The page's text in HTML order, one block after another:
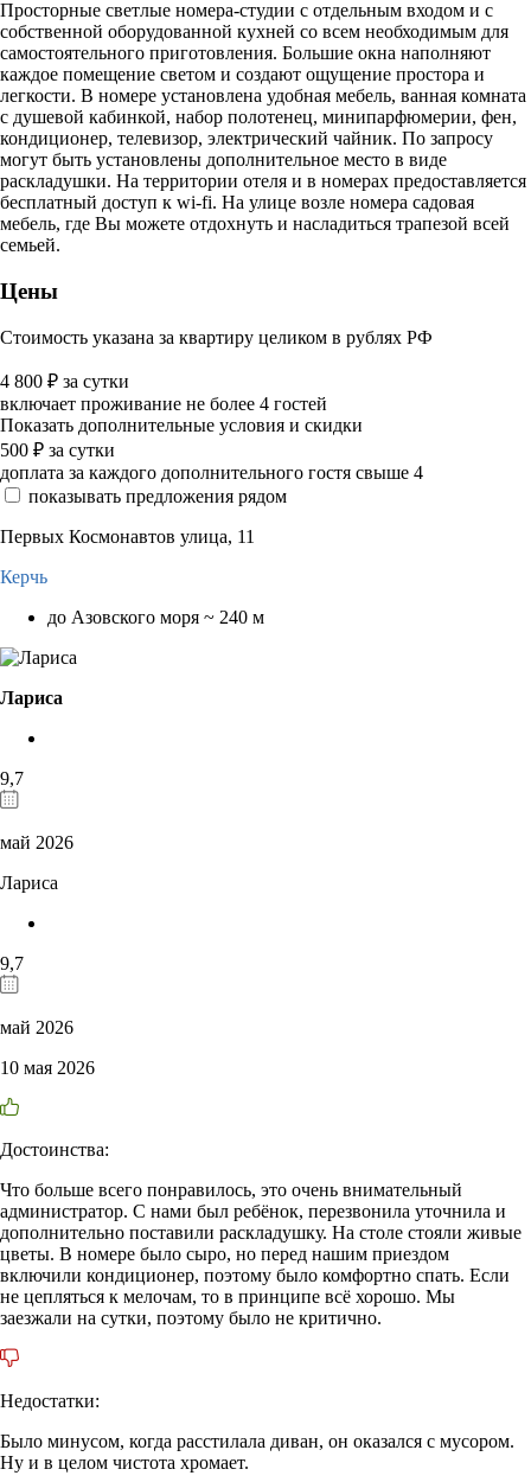
Просторные светлые номера-студии с отдельным входом и с
собственной оборудованной кухней со всем необходимым для
самостоятельного приготовления. Большие окна наполняют
каждое помещение светом и создают ощущение простора и
легкости. В номере установлена удобная мебель, ванная комната
с душевой кабинкой, набор полотенец, минипарфюмерии, фен,
кондиционер, телевизор, электрический чайник. По запросу
могут быть установлены дополнительное место в виде
раскладушки. На территории отеля и в номерах предоставляется
бесплатный доступ к wi-fi. На улице возле номера садовая
мебель, где Вы можете отдохнуть и насладиться трапезой всей
семьей.
Цены
Стоимость указана за квартиру целиком в рублях РФ
4 800 ₽ за сутки
включает проживание не более 4 гостей
Показать дополнительные условия и скидки
500 ₽ за сутки
доплата за каждого дополнительного гостя свыше 4
показывать предложения рядом
Первых Космонавтов улица, 11
Керчь
до Азовского моря ~ 240 м
Лариса
9,7
май 2026
Лариса
9,7
май 2026
10 мая 2026
Достоинства:
Что больше всего понравилось, это очень внимательный
администратор. С нами был ребёнок, перезвонила уточнила и
дополнительно поставили раскладушку. На столе стояли живые
цветы. В номере было сыро, но перед нашим приездом
включили кондиционер, поэтому было комфортно спать. Если
не цепляться к мелочам, то в принципе всё хорошо. Мы
заезжали на сутки, поэтому было не критично.
Недостатки:
Было минусом, когда расстилала диван, он оказался с мусором.
Ну и в целом чистота хромает.